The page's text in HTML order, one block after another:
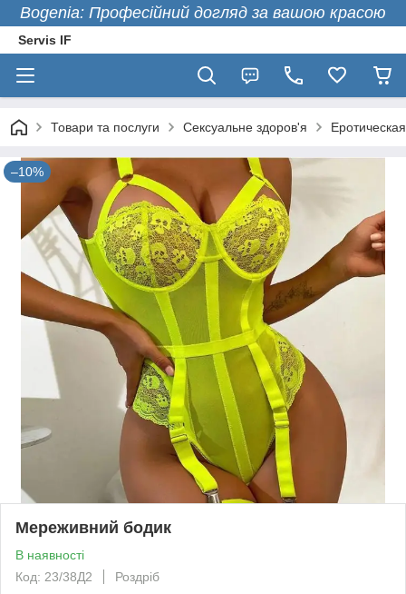
Bogenia: Професійний догляд за вашою красою
Servis IF
Товари та послуги Сексуальне здоров'я
–10%
Мереживний бодик
В наявності
Код: 23/38Д2
Роздріб